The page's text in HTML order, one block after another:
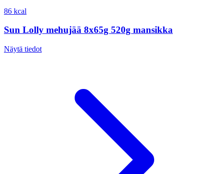
86 kcal
Sun Lolly mehujää 8x65g 520g mansikka
Näytä tiedot